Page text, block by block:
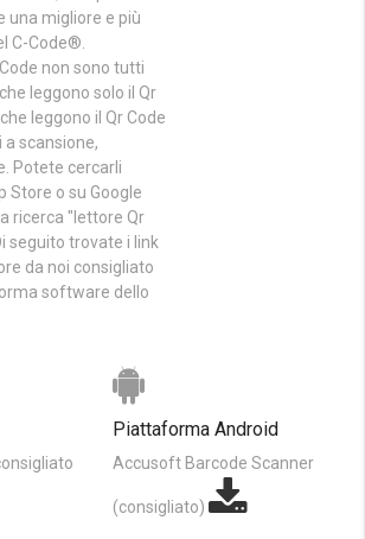
una migliore e più
C-Code®.
non sono tutti
leggono solo il Qr
leggono il Qr Code
scansione,
Potete cercarli
Store o su Google
ricerca "lettore Qr
seguito trovate i link
da noi consigliato
software dello
Piattaforma Android
Accusoft Barcode Scanner
(consigliato)